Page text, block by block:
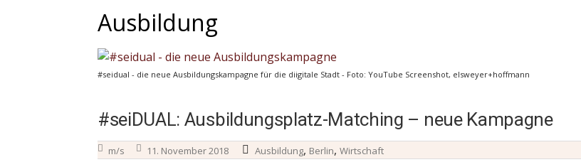
Ausbildung
#seidual - die neue Ausbildungskampagne für die diigitale Stadt - Foto: YouTube Screenshot, elsweyer+hoffmann
#seiDUAL: Ausbildungsplatz-Matching – neue Kampagne
m/s 11. November 2018 Ausbildung, Berlin, Wirtschaft